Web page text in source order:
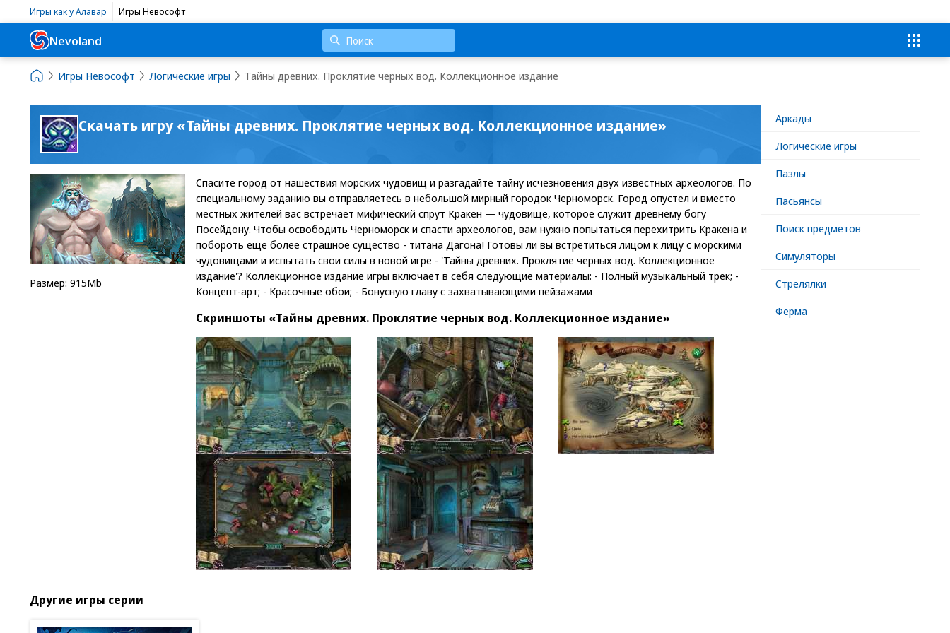
Игры как у Алавар Игры Невософт
Nevoland
Игры Невософт Логические игры Тайны древних. Проклятие черных вод. Коллекционное издание
Скачать игру «Тайны древних. Проклятие черных вод. Коллекционное издание»
Размер: 915Mb
Спасите город от нашествия морских чудовищ и разгадайте тайну исчезновения двух известных археологов. По
специальному заданию вы отправляетесь в небольшой мирный городок Черноморск. Город опустел и вместо
местных жителей вас встречает мифический спрут Кракен — чудовище, которое служит древнему богу
Посейдону. Чтобы освободить Черноморск и спасти археологов, вам нужно попытаться перехитрить Кракена и
побороть еще более страшное существо - титана Дагона! Готовы ли вы встретиться лицом к лицу с морскими
чудовищами и испытать свои силы в новой игре - 'Тайны древних. Проклятие черных вод. Коллекционное
издание'? Коллекционное издание игры включает в себя следующие материалы: - Полный музыкальный трек; -
Концепт-арт; - Красочные обои; - Бонусную главу с захватывающими пейзажами
Скриншоты «Тайны древних. Проклятие черных вод. Коллекционное издание»
Другие игры серии
Аркады
Логические игры
Пазлы
Пасьянсы
Поиск предметов
Симуляторы
Стрелялки
Ферма